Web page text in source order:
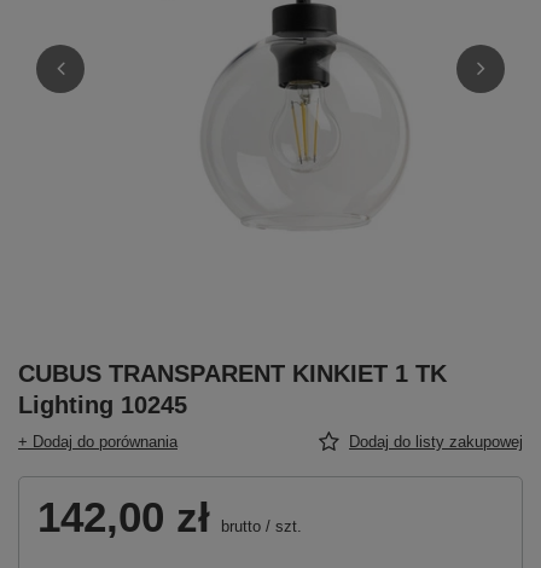
CUBUS TRANSPARENT KINKIET 1 TK
Lighting 10245
+ Dodaj do porównania Dodaj do listy zakupowej
142,00 zł brutto / szt.